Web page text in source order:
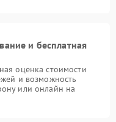
и бесплатная
оценка стоимости
и возможность
или онлайн на